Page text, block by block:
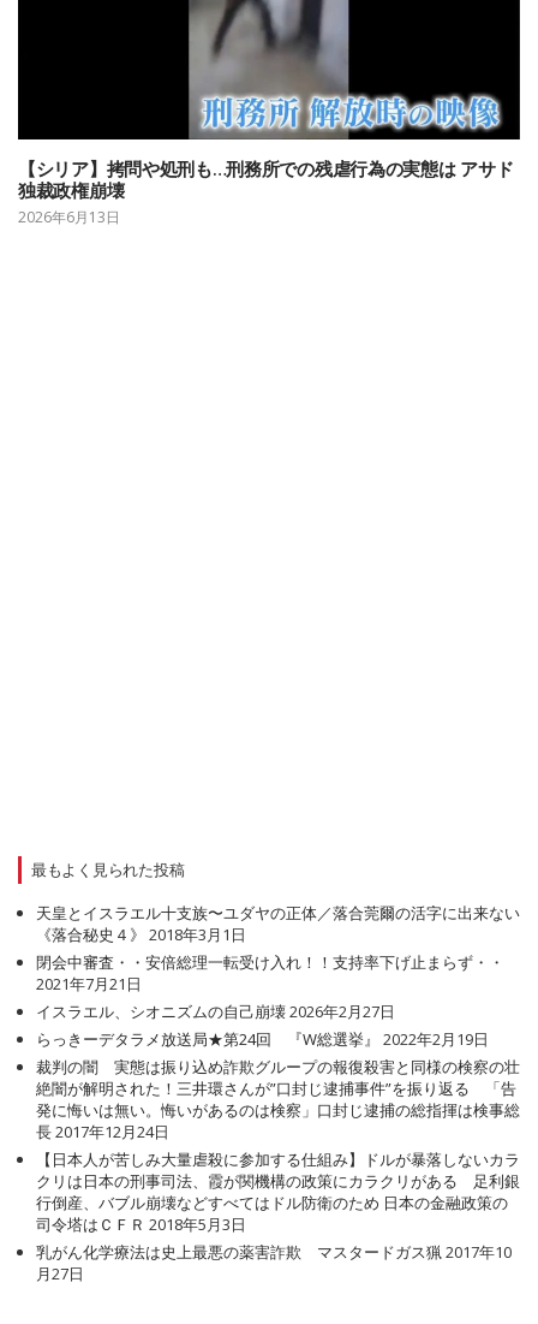
【シリア】拷問や処刑も…刑務所での残虐行為の実態は アサド
独裁政権崩壊
2026年6月13日
最もよく見られた投稿
天皇とイスラエル十支族〜ユダヤの正体／落合莞爾の活字に出来ない
《落合秘史４》 2018年3月1日
閉会中審査・・安倍総理一転受け入れ！！支持率下げ止まらず・・
2021年7月21日
イスラエル、シオニズムの自己崩壊2026年2月27日
らっきーデタラメ放送局★第24回 『W総選挙』
2022年2月19日
裁判の闇 実態は振り込め詐欺グループの報復殺害と同様の検察の壮
絶闇が解明された！三井環さんが”口封じ逮捕事件”を振り返る 「告
発に悔いは無い。悔いがあるのは検察」口封じ逮捕の総指揮は検事総
長2017年12月24日
【日本人が苦しみ大量虐殺に参加する仕組み】ドルが暴落しないカラ
クリは日本の刑事司法、霞が関機構の政策にカラクリがある 足利銀
行倒産、バブル崩壊などすべてはドル防衛のため 日本の金融政策の
司令塔はＣＦＲ 2018年5月3日
乳がん化学療法は史上最悪の薬害詐欺 マスタードガス猟 2017年10
月27日